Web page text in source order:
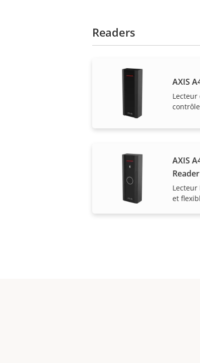
Readers
AXIS
AXIS
Reader
et